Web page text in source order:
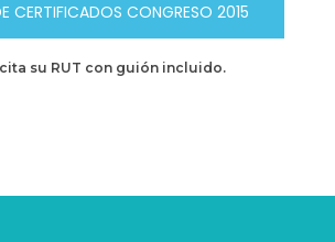
CERTIFICADOS CONGRESO 2015
su RUT con guión incluido.